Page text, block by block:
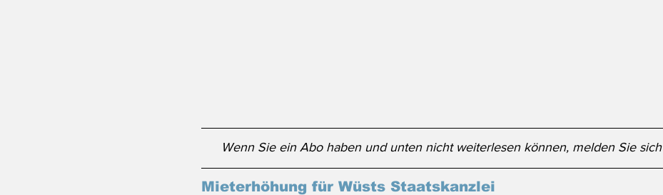
Wenn Sie ein Abo haben und unten nicht weiterlesen können, melden Sie sich
Mieterhöhung für Wüsts Staatskanzlei